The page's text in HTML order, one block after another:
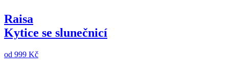
Raisa
Kytice se slunečnicí
od 999 Kč